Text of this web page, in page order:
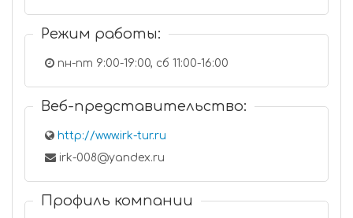
Режим работы:
пн-пт 9:00-19:00, сб 11:00-16:00
Веб-представительство:
http://www.irk-tur.ru
irk-008@yandex.ru
Профиль компании